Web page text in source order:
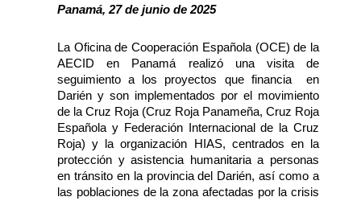
Panamá, 27 de junio de 2025
La Oficina de Cooperación Española (OCE) de la
AECID en Panamá realizó una visita de
seguimiento a los proyectos que financia en
Darién y son implementados por el movimiento
de la Cruz Roja (Cruz Roja Panameña, Cruz Roja
Española y Federación Internacional de la Cruz
Roja) y la organización HIAS, centrados en la
protección y asistencia humanitaria a personas
en tránsito en la provincia del Darién, así como a
las poblaciones de la zona afectadas por la crisis